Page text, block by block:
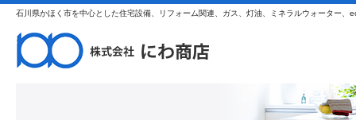
石川県かほく市を中心とした住宅設備、リフォーム関連、ガス、灯油、ミネラルウォーター、